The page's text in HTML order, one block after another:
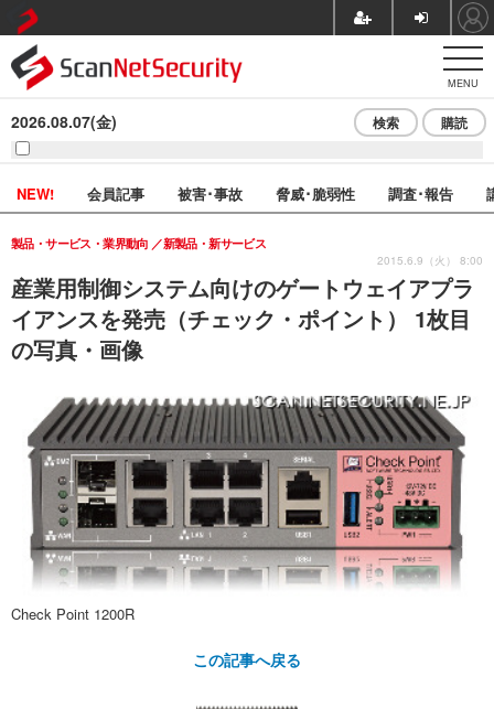
MENU
2026.08.07(金) 検索 購読
NEW! 会員記事 被害･事故 脅威･脆弱性 調査･報告
産業用制御システム向けのゲートウェイアプラ
イアンスを発売（チェック・ポイント） 1枚目
の写真・画像
製品・サービス・業界動向 新製品・新サービス
2015.6.9（火） 8:00
Check Point 1200R
この記事へ戻る